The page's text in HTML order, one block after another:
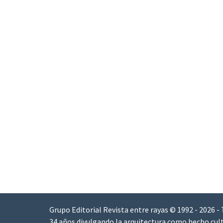
Grupo Editorial Revista entre rayas © 1992 - 2026 -